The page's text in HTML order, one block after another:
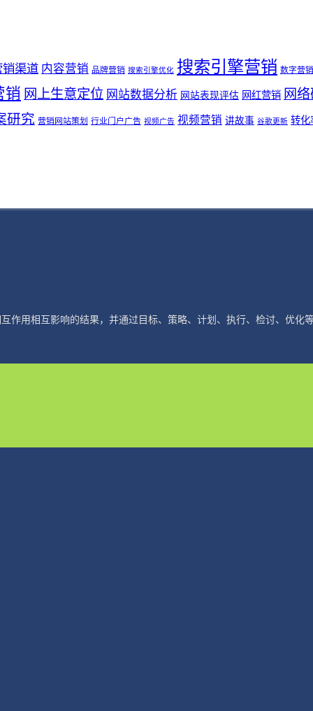
渠道 内容营销 品牌营销 搜索引擎优化 搜索引擎营销 数字营销
销 网上生意定位 网站数据分析 网站表现评估 网红营销 网
研究 营销网站策划 行业门户广告 视频广告 视频营销 讲故事 谷歌更新 转化
用相互影响的结果，并通过目标、策略、计划、执行、检讨、优化等